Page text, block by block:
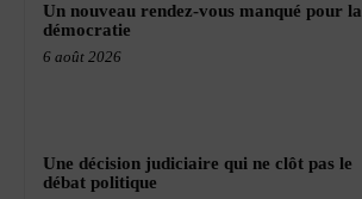
Un nouveau rendez-vous manqué pour la
démocratie
6 août 2026
Une décision judiciaire qui ne clôt pas le
débat politique